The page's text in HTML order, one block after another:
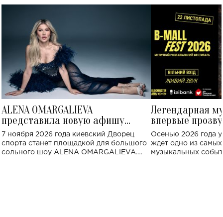
ALENA OMARGALIEVA
представила новую афишу
большого концерта во Дворце
спорта
7 ноября 2026 года киевский Дворец
спорта станет площадкой для большого
сольного шоу ALENA OMARGALIEVA.
Легендарная
впервые
Украине: где
Осенью 2026 года
ждет одно из
музыкальных